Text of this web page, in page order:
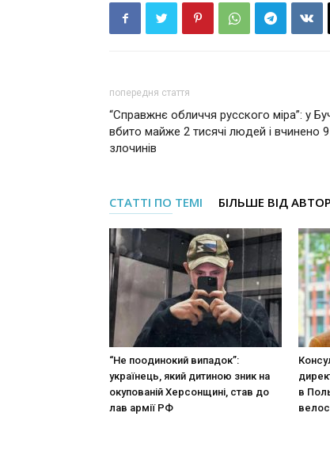
попередня стаття
“Справжнє обличчя русского міра”: у
вбито майже 2 тисячі людей і вчинено
злочинів
СТАТТІ ПО ТЕМІ БІЛЬШЕ ВІД
“Не поодинокий випадок”:
українець, який дитиною зник на
окупованій Херсонщині, став до
лав армії РФ
в